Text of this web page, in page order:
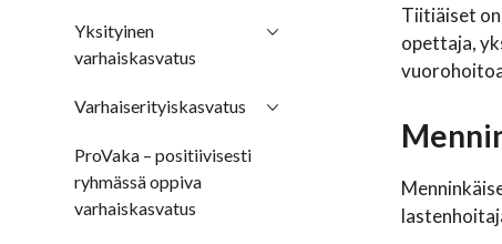
Yksityinen
varhaiskasvatus
Varhaiserityiskasvatus
ProVaka – positiivisesti
ryhmässä oppiva
varhaiskasvatus
Tiitiäiset
opettaja,